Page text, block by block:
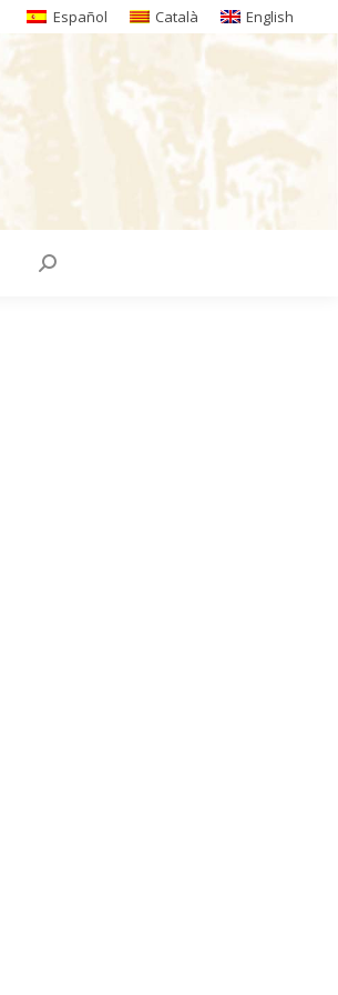
Español Català English
Buscar: